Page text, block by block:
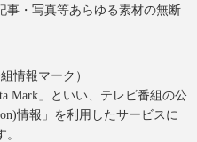
事・写真等あらゆる素材の無断
情報マーク）
Mark」といい、テレビ番組の公
情報」を利用したサービスに